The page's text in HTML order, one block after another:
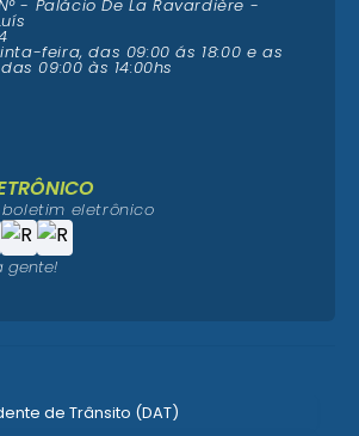
de Trânsito (DAT)
- Palácio De La Ravardière -
feira, das 09:00 ás 18:00 e as
09:00 às 14:00hs
boletim eletrônico
gente!